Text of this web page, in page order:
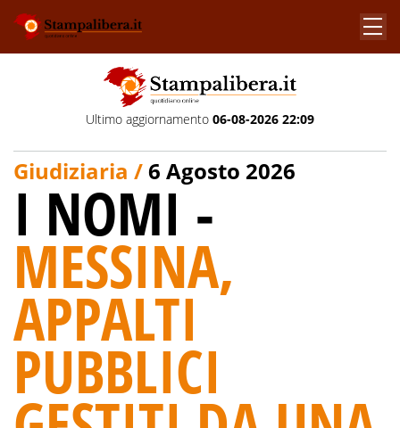
Ultimo aggiornamento 06-08-2026 22:09
Giudiziaria /6 Agosto 2026
I NOMI -
MESSINA,
APPALTI
PUBBLICI